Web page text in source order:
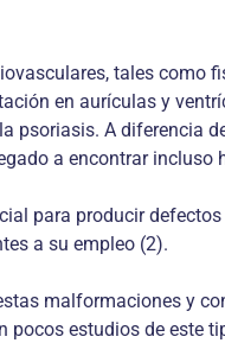
tales
en aurículas y
psoriasis. A diferencia
a encontrar incluso
para producir
a su empleo (2).
malformaciones y
estudios de